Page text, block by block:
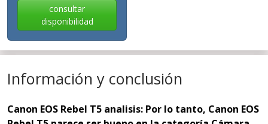
consultar
disponibilidad
Información y conclusión
Canon EOS Rebel T5 analisis: Por lo tanto, Canon EOS